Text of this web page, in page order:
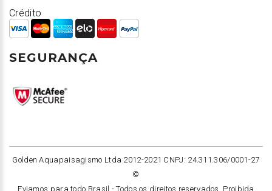
Crédito
SEGURANÇA
Golden Aquapaisagismo Ltda 2012-2021 CNPJ: 24.311.306/0001-27
©
Eviamos para todo Brasil -Todos os direitos reservados. Proibida